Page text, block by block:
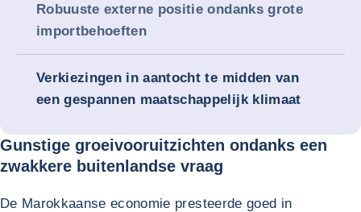
Robuuste externe positie ondanks grote
importbehoeften
Verkiezingen in aantocht te midden van
een gespannen maatschappelijk klimaat
Gunstige groeivooruitzichten ondanks een
zwakkere buitenlandse vraag
De Marokkaanse economie presteerde goed in